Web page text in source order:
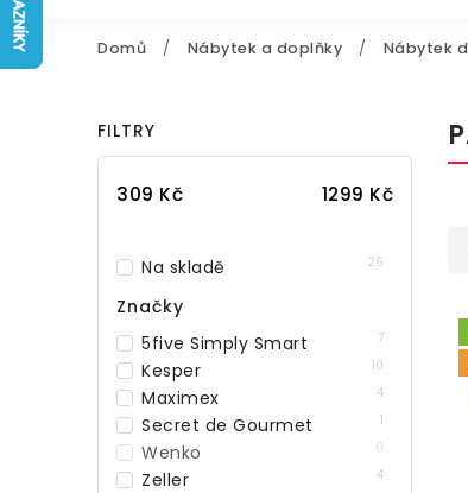
Domů / Nábytek a doplňky / Nábytek
FILTRY
309 Kč 1299 Kč
Na skladě 26
Značky
5five Simply Smart
7
Kesper 10
Maximex 4
Secret de Gourmet 1
Wenko 0
Zeller 4